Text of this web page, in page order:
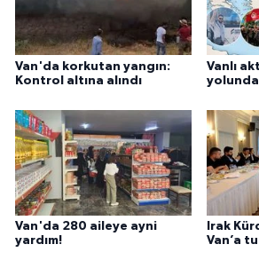
Van'da korkutan yangın:
Kontrol altına alındı
Vanlı
Van'da 280 aileye ayni
yardım!
Irak
Van’a